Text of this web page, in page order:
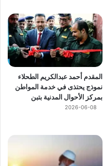
المقدم أحمد عبدالكريم الطحلاء
نموذج يحتذى في خدمة المواطن
بمركز الأحوال المدنية بتبن
2026-06-08